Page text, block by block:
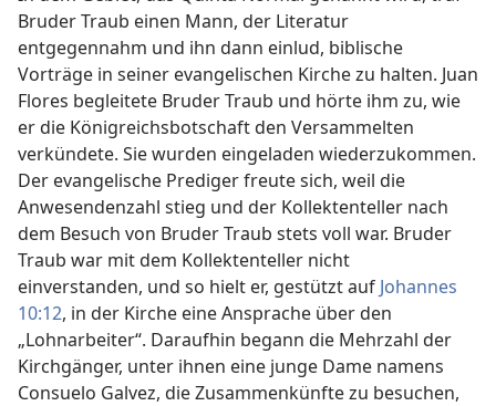
Bruder Traub einen Mann, der Literatur
entgegennahm und ihn dann einlud, biblische
Vorträge in seiner evangelischen Kirche zu halten. Juan
Flores begleitete Bruder Traub und hörte ihm zu, wie
er die Königreichsbotschaft den Versammelten
verkündete. Sie wurden eingeladen wiederzukommen.
Der evangelische Prediger freute sich, weil die
Anwesendenzahl stieg und der Kollektenteller nach
dem Besuch von Bruder Traub stets voll war. Bruder
Traub war mit dem Kollektenteller nicht
einverstanden, und so hielt er, gestützt auf Johannes
10:12, in der Kirche eine Ansprache über den
„Lohnarbeiter“. Daraufhin begann die Mehrzahl der
Kirchgänger, unter ihnen eine junge Dame namens
Consuelo Galvez, die Zusammenkünfte zu besuchen,